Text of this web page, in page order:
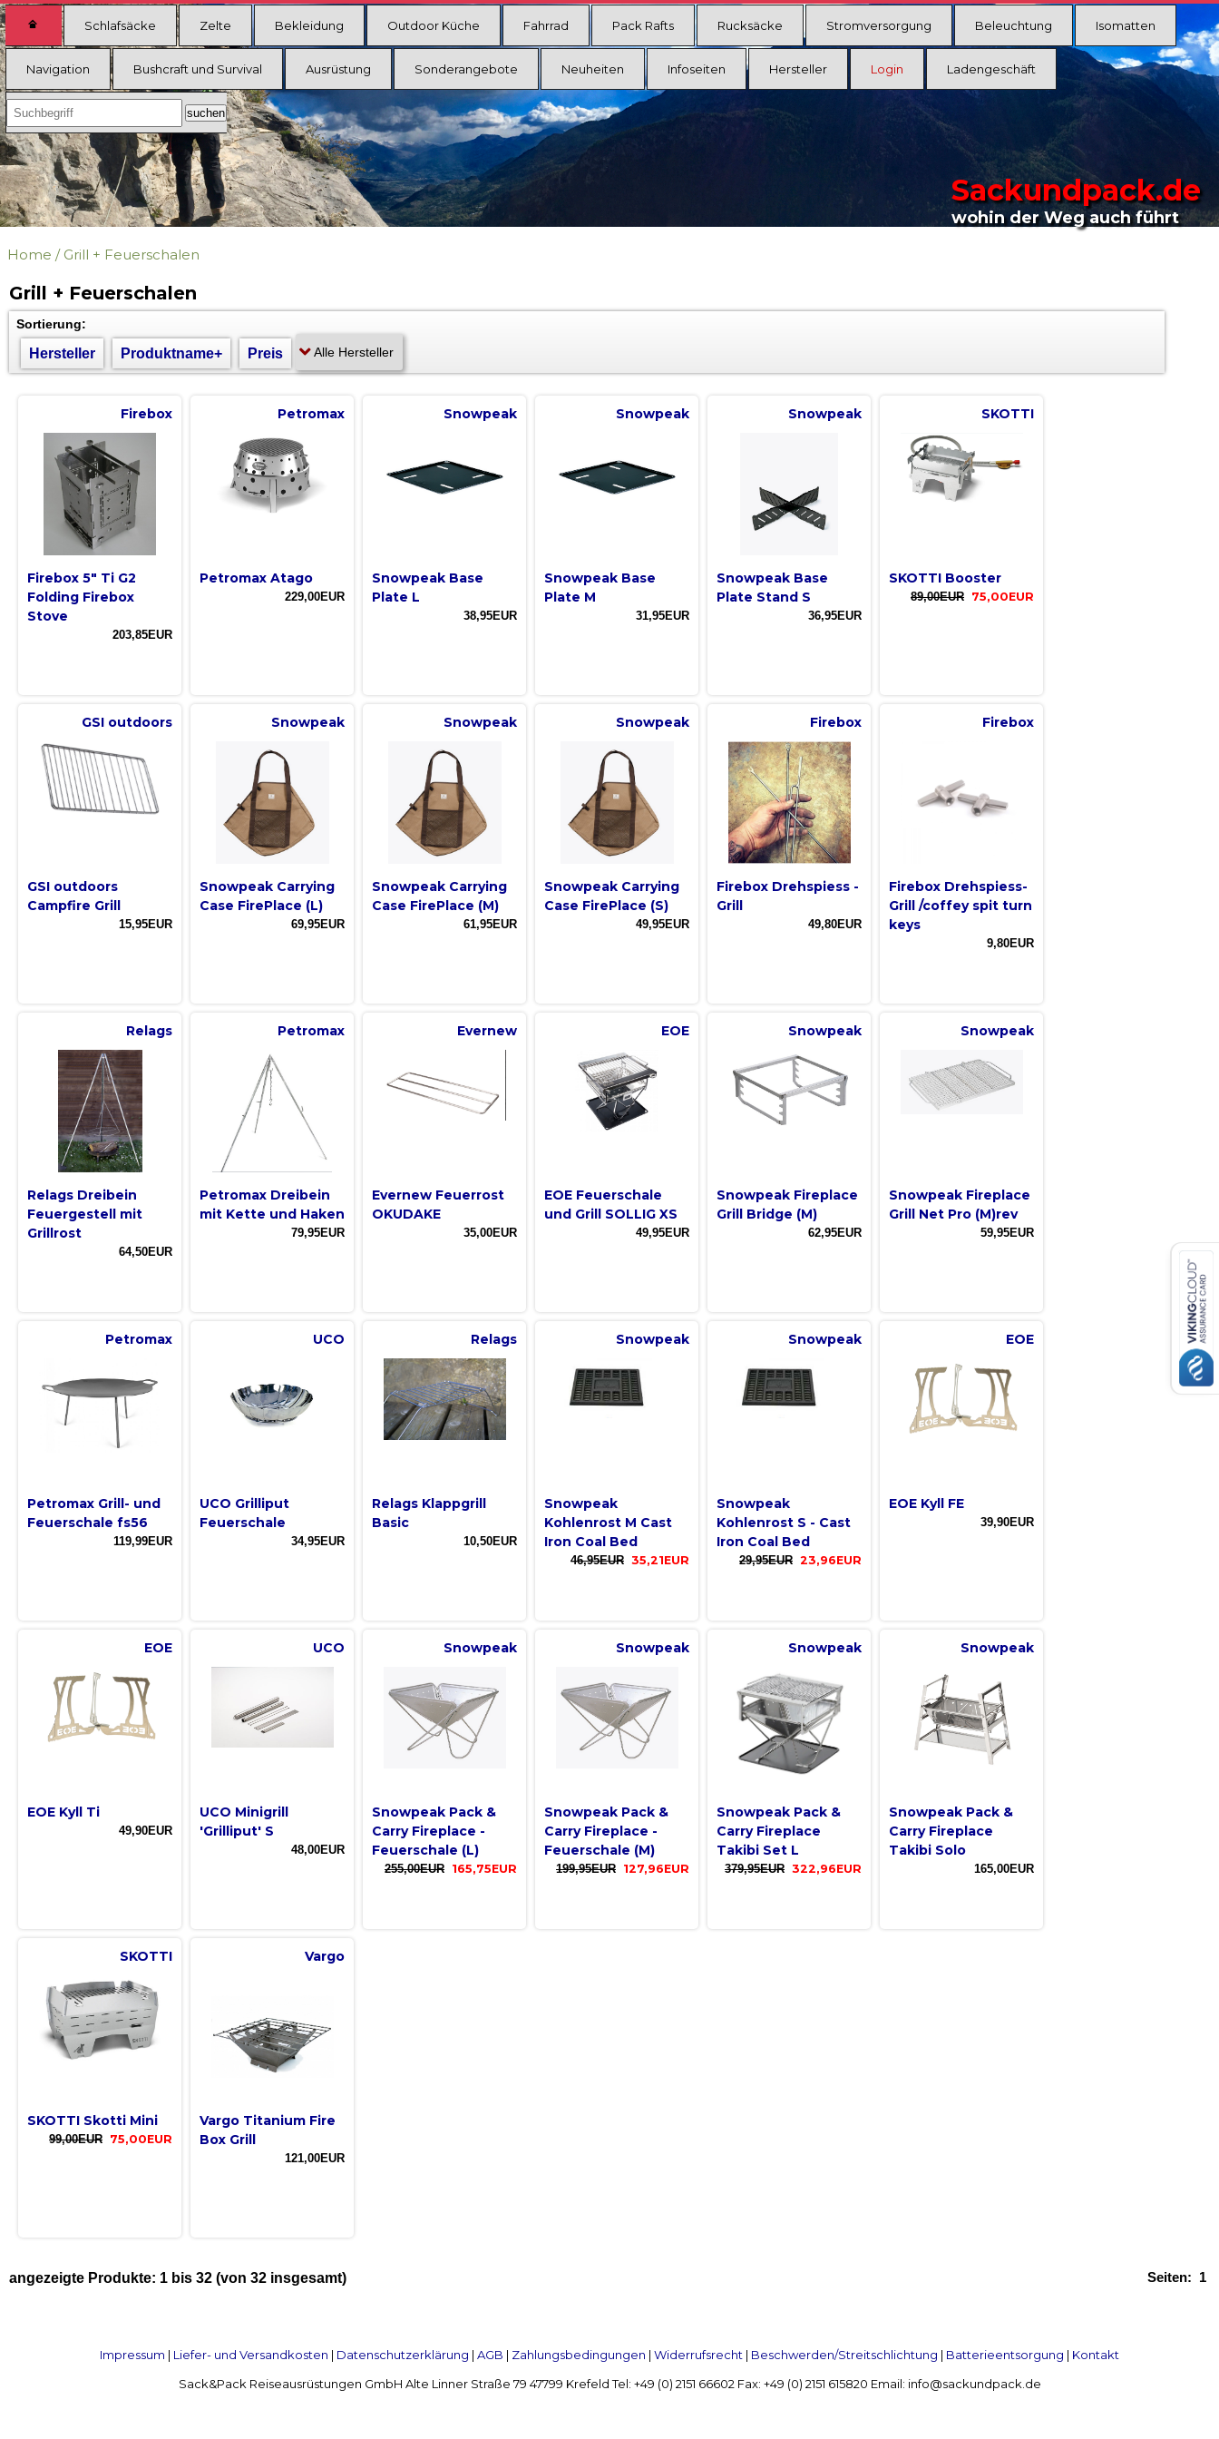
Schlafsäcke Zelte Bekleidung Outdoor Küche Fahrrad Pack Rafts Rucksäcke Stromversorgung Beleuchtung Isomatten
Navigation Bushcraft und Survival Ausrüstung Sonderangebote Neuheiten Infoseiten Hersteller Login Ladengeschäft
Sackundpack.de
wohin der Weg auch führt
Home / Grill + Feuerschalen
Grill + Feuerschalen
Sortierung:
Hersteller Produktname+ Preis
Firebox
Firebox 5" Ti G2
Folding Firebox
Stove
203,85EUR
Petromax
Petromax Atago
229,00EUR
Snowpeak
Snowpeak Base
Plate L
38,95EUR
Snowpeak
Snowpeak Base
Plate M
31,95EUR
Snowpeak
Snowpeak Base
Plate Stand S
36,95EUR
SKOTTI
SKOTTI Booster
89,00EUR 75,00EUR
GSI outdoors
GSI outdoors
Campfire Grill
15,95EUR
Snowpeak
Snowpeak Carrying
Case FirePlace (L)
69,95EUR
Snowpeak
Snowpeak Carrying
Case FirePlace (M)
61,95EUR
Snowpeak
Snowpeak Carrying
Case FirePlace (S)
49,95EUR
Firebox
Firebox Drehspiess -
Grill
49,80EUR
Firebox
Firebox Drehspiess-
Grill /coffey spit turn
keys
9,80EUR
Relags
Relags Dreibein
Feuergestell mit
Grillrost
64,50EUR
Petromax
Petromax Dreibein
mit Kette und Haken
79,95EUR
Evernew
Evernew Feuerrost
OKUDAKE
35,00EUR
EOE
EOE Feuerschale
und Grill SOLLIG XS
49,95EUR
Snowpeak
Snowpeak Fireplace
Grill Bridge (M)
62,95EUR
Snowpeak
Snowpeak Fireplace
Grill Net Pro (M)rev
59,95EUR
Petromax
Petromax Grill- und
Feuerschale fs56
119,99EUR
UCO
UCO Grilliput
Feuerschale
34,95EUR
Relags
Relags Klappgrill
Basic
10,50EUR
Snowpeak
Snowpeak
Kohlenrost M Cast
Iron Coal Bed
46,95EUR 35,21EUR
Snowpeak
Snowpeak
Kohlenrost S - Cast
Iron Coal Bed
29,95EUR 23,96EUR
EOE
EOE Kyll FE
39,90EUR
EOE
EOE Kyll Ti
49,90EUR
UCO
UCO Minigrill
'Grilliput' S
48,00EUR
Snowpeak
Snowpeak Pack &
Carry Fireplace -
Feuerschale (L)
255,00EUR 165,75EUR
Snowpeak
Snowpeak Pack &
Carry Fireplace -
Feuerschale (M)
199,95EUR 127,96EUR
Snowpeak
Snowpeak Pack &
Carry Fireplace
Takibi Set L
379,95EUR 322,96EUR
Snowpeak
Snowpeak Pack &
Carry Fireplace
Takibi Solo
165,00EUR
SKOTTI
SKOTTI Skotti Mini
99,00EUR 75,00EUR
Vargo
Vargo Titanium Fire
Box Grill
121,00EUR
Seiten: 1
angezeigte Produkte: 1 bis 32 (von 32 insgesamt)
Impressum | Liefer- und Versandkosten | Datenschutzerklärung | AGB | Zahlungsbedingungen | Widerrufsrecht | Beschwerden/Streitschlichtung | Batterieentsorgung | Kontakt
Sack&Pack Reiseausrüstungen GmbH Alte Linner Straße 79 47799 Krefeld Tel: +49 (0) 2151 66602 Fax: +49 (0) 2151 615820 Email: info@sackundpack.de